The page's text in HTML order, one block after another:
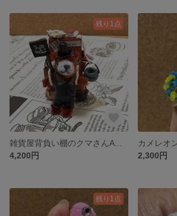
残り1点
雑貨屋背負い棚のクマさんA 再販
4,200円
2,300円
残り1点